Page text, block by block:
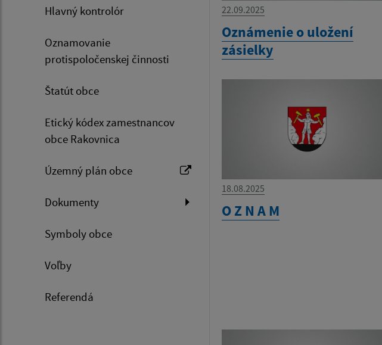
Hlavný kontrolór
Oznamovanie
protispoločenskej činnosti
Štatút obce
Etický kódex zamestnancov
obce Rakovnica
Územný plán obce
Dokumenty
Symboly obce
Voľby
Referendá
22.09.2025
Oznámenie o uložení
zásielky
18.08.2025
O Z N A M